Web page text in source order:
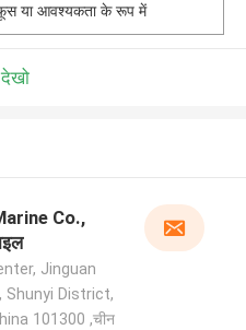
या आवश्यकता के रूप में
Co.,
Jinguan
Shunyi District,
101300 ,चीन